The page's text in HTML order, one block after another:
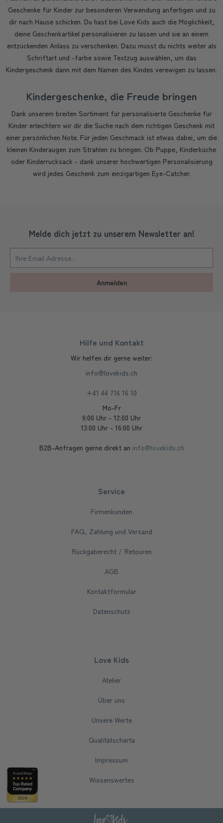
Geschenke für Kinder zur besonderen Verwendung anfertigen und zu
dir nach Hause schicken. Du hast bei Love Kids auch die Möglichkeit,
deine Geschenkartikel personalisieren zu lassen und sie an einem
entzückenden Anlass zu verschenken. Dazu musst du nichts weiter als
Schriftart und -farbe sowie Textzug auswählen, um das
Kindergeschenk dann mit dem Namen des Kindes verewigen zu lassen.
Kindergeschenke, die Freude bringen
Dank unserem breiten Sortiment für personalisierte Geschenke für
Kinder erleichtern wir dir die Suche nach dem richtigen Geschenk mit
einer persönlichen Note. Für jeden Geschmack ist etwas dabei, um die
kleinen Kinderaugen zum Strahlen zu bringen. Ob Puppe, Kinderküche
oder Kinderrucksack - dank unserer hochwertigen Personalisierung
wird jedes Geschenk zum einzigartigen Eye-Catcher.
Melde dich jetzt zu unserem Newsletter an!
Anmelden
Hilfe und Kontakt
Wir helfen dir gerne weiter:
info@lovekids.ch
+41 44 716 16 10
Mo-Fr
9:00 Uhr - 12:00 Uhr
13:00 Uhr - 16:00 Uhr
B2B-Anfragen gerne direkt an info@lovekids.ch
Service
Firmenkunden
FAQ, Zahlung und Versand
Rückgaberecht / Retouren
AGB
Kontaktformular
Datenschutz
Love Kids
Atelier
Über uns
Unsere Werte
Qualitätscharta
Impressum
Wissenswertes